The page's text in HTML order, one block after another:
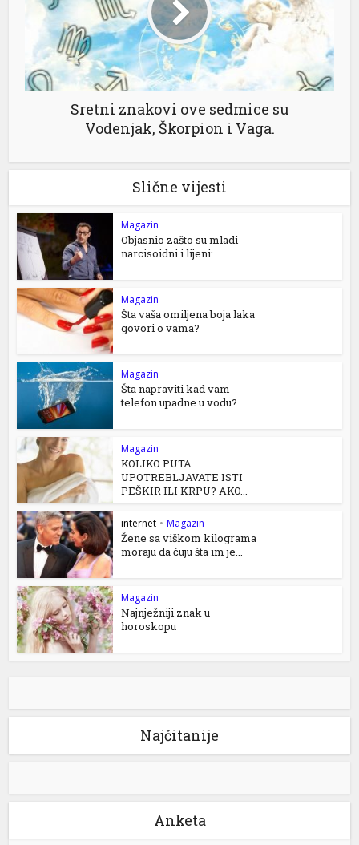
Sretni znakovi ove sedmice su
Vodenjak, Škorpion i Vaga.
Slične vijesti
Magazin
Objasnio zašto su mladi
narcisoidni i lijeni:...
Magazin
Šta vaša omiljena boja laka
govori o vama?
Magazin
Šta napraviti kad vam
telefon upadne u vodu?
Magazin
KOLIKO PUTA
UPOTREBLJAVATE ISTI
PEŠKIR ILI KRPU? AKO...
internet • Magazin
Žene sa viškom kilograma
moraju da čuju šta im je...
Magazin
Najnježniji znak u
horoskopu
Najčitanije
Anketa